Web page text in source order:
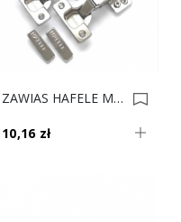
ZAWIAS HAFELE METALLA 110 DN BLUMOTION 483.01.830 (1 2szt W Op.) 0020370
10,16 zł